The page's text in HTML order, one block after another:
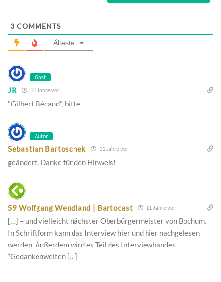
3 COMMENTS
Älteste
Gast
JR 11 Jahre vor
"Gilbert Bécaud", bitte…
Autor
Sebastian Bartoschek 11 Jahre vor
geändert. Danke für den Hinweis!
S9 Wolfgang Wendland | Bartocast 11 Jahre vor
[…] – und vielleicht nächster Oberbürgermeister von Bochum.
In Schriftform kann das Interview hier und hier nachgelesen
werden. Außerdem wird es Teil des Interviewbandes
“Gedankenwelten […]